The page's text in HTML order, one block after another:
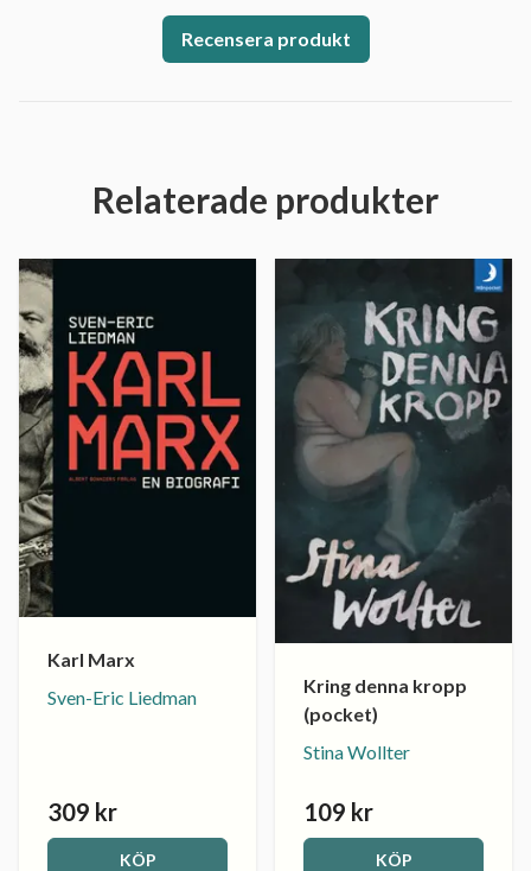
Recensera produkt
Relaterade produkter
Karl Marx
Sven-Eric Liedman
309 kr
KÖP
Kring denna kropp
(pocket)
Stina Wollter
109 kr
KÖP